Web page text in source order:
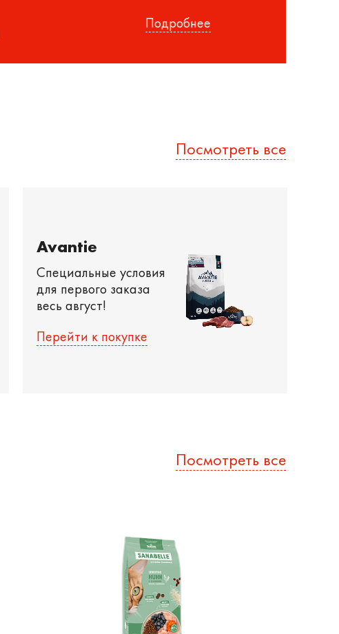
Подробнее
Посмотреть все
Avantie
Специальные условия
для первого заказа
весь август!
Перейти к покупке
Посмотреть все